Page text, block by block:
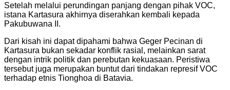
Setelah melalui perundingan panjang dengan pihak VOC,
istana Kartasura akhirnya diserahkan kembali kepada
Pakubuwana II.
Dari kisah ini dapat dipahami bahwa Geger Pecinan di
Kartasura bukan sekadar konflik rasial, melainkan sarat
dengan intrik politik dan perebutan kekuasaan. Peristiwa
tersebut juga merupakan buntut dari tindakan represif VOC
terhadap etnis Tionghoa di Batavia.